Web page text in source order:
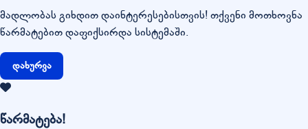
მადლობას გიხდით დაინტერესებისთვის! თქვენი მოთხოვნა
წარმატებით დაფიქსირდა სისტემაში.
დახურვა
წარმატება!